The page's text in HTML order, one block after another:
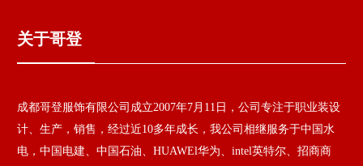
关于哥登
成都哥登服饰有限公司成立2007年7月11日，公司专注于职业装设
计、生产，销售，经过近10多年成长，我公司相继服务于中国水
电，中国电建、中国石油、HUAWEl华为、intel英特尔、招商商